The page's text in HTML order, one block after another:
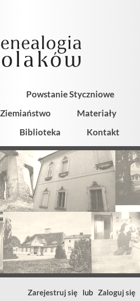
Powstanie Styczniowe
Ziemiaństwo
Materiały
Biblioteka Kontakt
Zarejestruj się lub Zaloguj się